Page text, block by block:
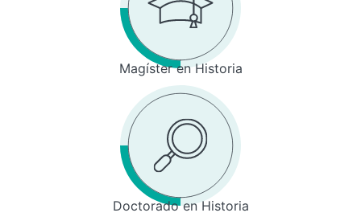
Magíster en Historia
Doctorado en Historia